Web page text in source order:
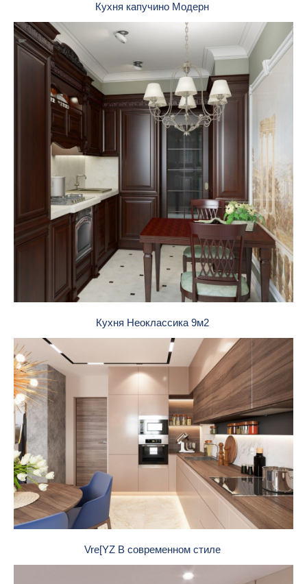
Кухня капучино Модерн
Кухня Неоклассика 9м2
Vre[YZ В современном стиле